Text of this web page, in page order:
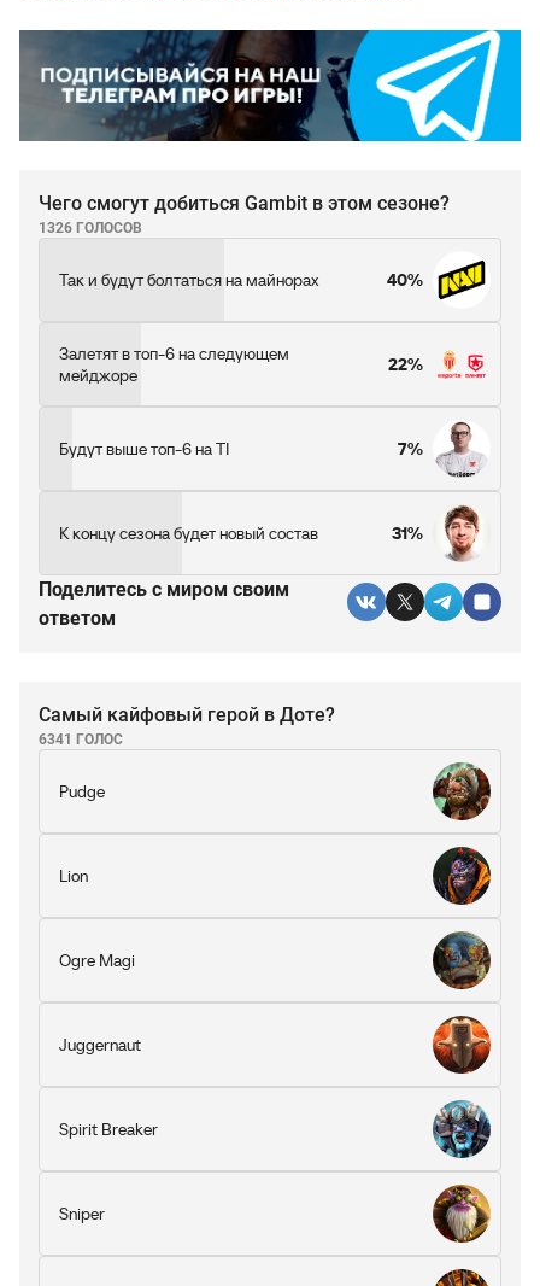
Чего смогут добиться Gambit в этом сезоне?
1326 ГОЛОСОВ
Так и будут болтаться на майнорах 40%
Залетят в топ-6 на следующем
мейджоре
22%
Будут выше топ-6 на TI 7%
К концу сезона будет новый состав 31%
Поделитесь c миром своим
ответом
Самый кайфовый герой в Доте?
6341 ГОЛОС
Pudge
Lion
Ogre Magi
Juggernaut
Spirit Breaker
Sniper